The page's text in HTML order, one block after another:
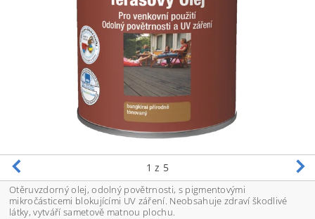
1 z 5
Otěruvzdorný olej, odolný povětrnosti, s pigmentovými
mikročásticemi blokujícími UV záření. Neobsahuje zdraví škodlivé
látky, vytváří sametově matnou plochu.